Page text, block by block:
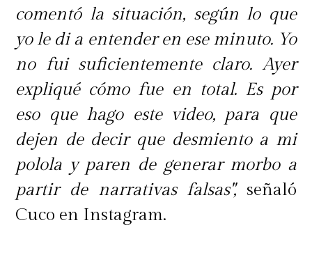
comentó la situación, según lo que
yo le di a entender en ese minuto. Yo
no fui suficientemente claro. Ayer
expliqué cómo fue en total. Es por
eso que hago este video, para que
dejen de decir que desmiento a mi
polola y paren de generar morbo a
partir de narrativas falsas",señaló
Cuco en Instagram.